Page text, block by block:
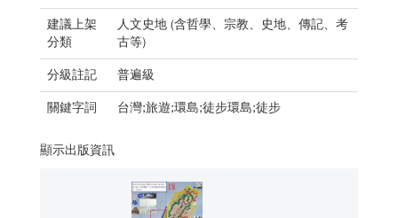
建議上架
分類
人文史地 (含哲學、宗教、史地、傳記、考
古等)
分級註記 普遍級
關鍵字詞 台灣;旅遊;環島;徒步環島;徒步
顯示出版資訊